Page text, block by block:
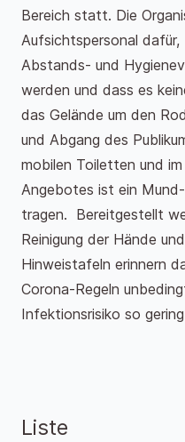
Bereich statt. Die
Aufsichtspersonal
Abstands- und
werden und dass es
das Gelände um den
und Abgang des
mobilen Toiletten und
Angebotes ist ein
tragen. Bereitgestellt
Reinigung der Hände
Hinweistafeln erinnern
Corona-Regeln
Infektionsrisiko so
Liste